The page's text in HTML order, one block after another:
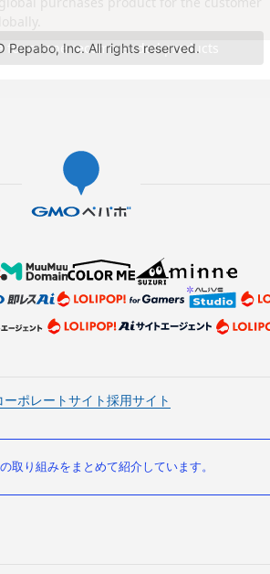
Pepabo, Inc. All rights reserved.
ーポレートサイト採用サイト
取り組みをまとめて紹介しています。